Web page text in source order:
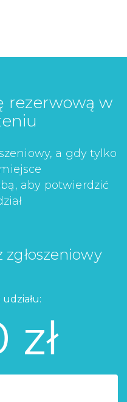
rezerwową w
a gdy tylko
aby potwierdzić
udziału: